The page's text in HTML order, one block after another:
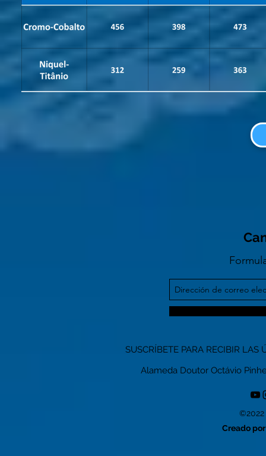
SUSCRÍBETE PARA RECIBIR LAS
Alameda Doutor Octávio
©2022
Creado